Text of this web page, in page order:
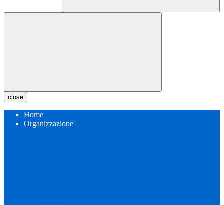
close
Home
Organizzazione